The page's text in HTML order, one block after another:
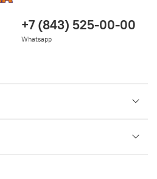
+7 (843) 525-00-00
Whatsapp